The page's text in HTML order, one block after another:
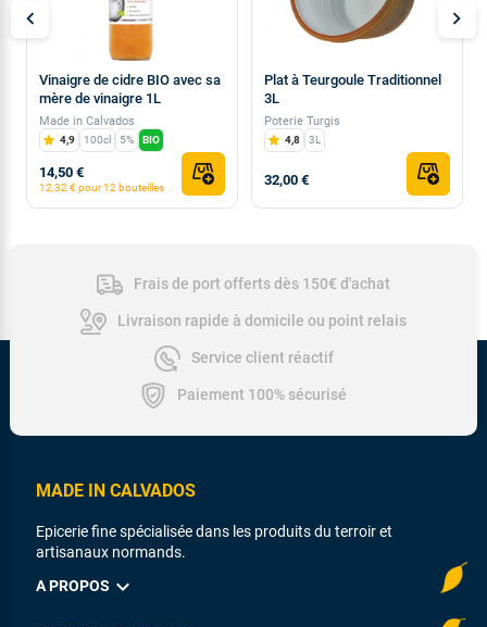
Vinaigre de cidre BIO avec sa
mère de vinaigre 1L
Made in Calvados
4,9 100cl 5% BIO
14,50 €
12,32 € pour 12 bouteilles
Plat à Teurgoule Traditionnel
3L
Poterie Turgis
4,8 3L
32,00 €
chevron_left chevron_right
Frais de port offerts dès 150€ d'achat
Livraison rapide à domicile ou point relais
Service client réactif
Paiement 100% sécurisé
MADE IN CALVADOS
Epicerie fine spécialisée dans les produits du terroir et
artisanaux normands.
A PROPOS expand_more